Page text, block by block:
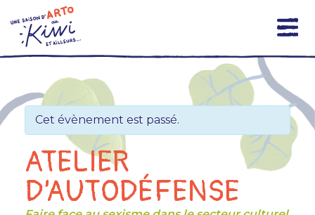
to
content
Cet évènement est passé.
ATELIER
D’AUTODÉFENSE